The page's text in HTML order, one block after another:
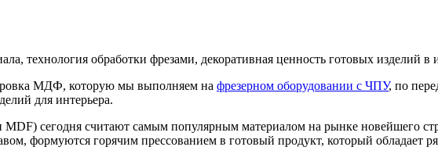
технология обработки фрезами, декоративная ценность готовых изделий в
МДФ, которую мы выполняем на фрезерном оборудовании с ЧПУ, по
для интерьера.
сегодня считают самым популярным материалом на рынке новейшего
формуются горячим прессованием в готовый продукт, который обладает